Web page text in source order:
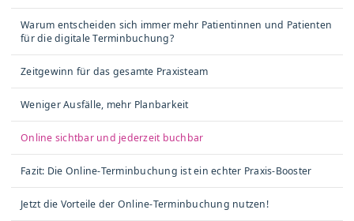
Warum entscheiden sich immer mehr Patientinnen und Patienten
für die digitale Terminbuchung?
Zeitgewinn für das gesamte Praxisteam
Weniger Ausfälle, mehr Planbarkeit
Online sichtbar und jederzeit buchbar
Fazit: Die Online-Terminbuchung ist ein echter Praxis-Booster
Jetzt die Vorteile der Online-Terminbuchung nutzen!